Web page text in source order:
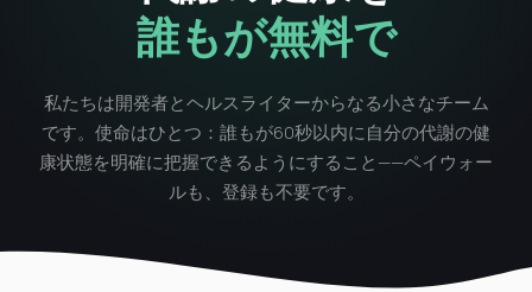
誰もが無料で
私たちは開発者とヘルスライターからなる小さなチーム
です。使命はひとつ：誰もが60秒以内に自分の代謝の健
康状態を明確に把握できるようにすること——ペイウォー
ルも、登録も不要です。